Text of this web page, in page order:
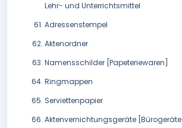
Lehr- und Unterrichtsmittel
Adressenstempel
Aktenordner
Namensschilder [Papeteriewaren]
Ringmappen
Serviettenpapier
Aktenvernichtungsgeräte [Bürogeräte]